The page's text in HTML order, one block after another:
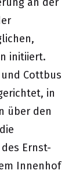
initiiert.
Cottbus
in
über den
Ernst-
Innenhof